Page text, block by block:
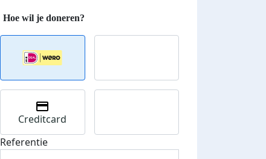
Creditcard
Referentie